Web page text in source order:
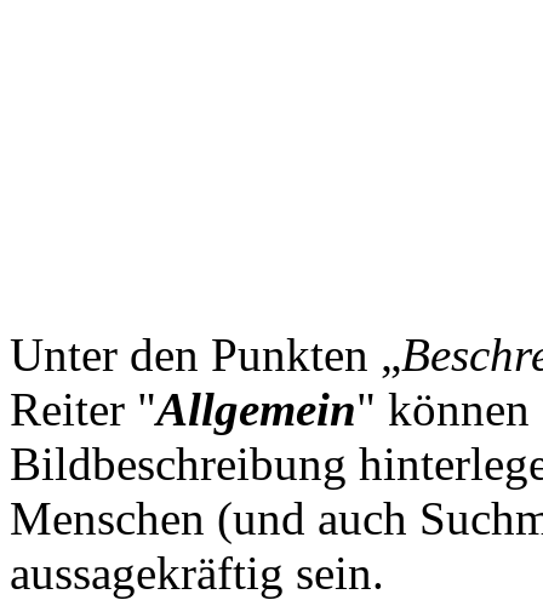
Unter den Punkten „
Reiter "Allgemein"
Bildbeschreibung
Menschen (und auch
aussagekräftig sein.